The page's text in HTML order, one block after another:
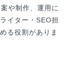
や制作、運用に
イター・SEO担
る役割がありま